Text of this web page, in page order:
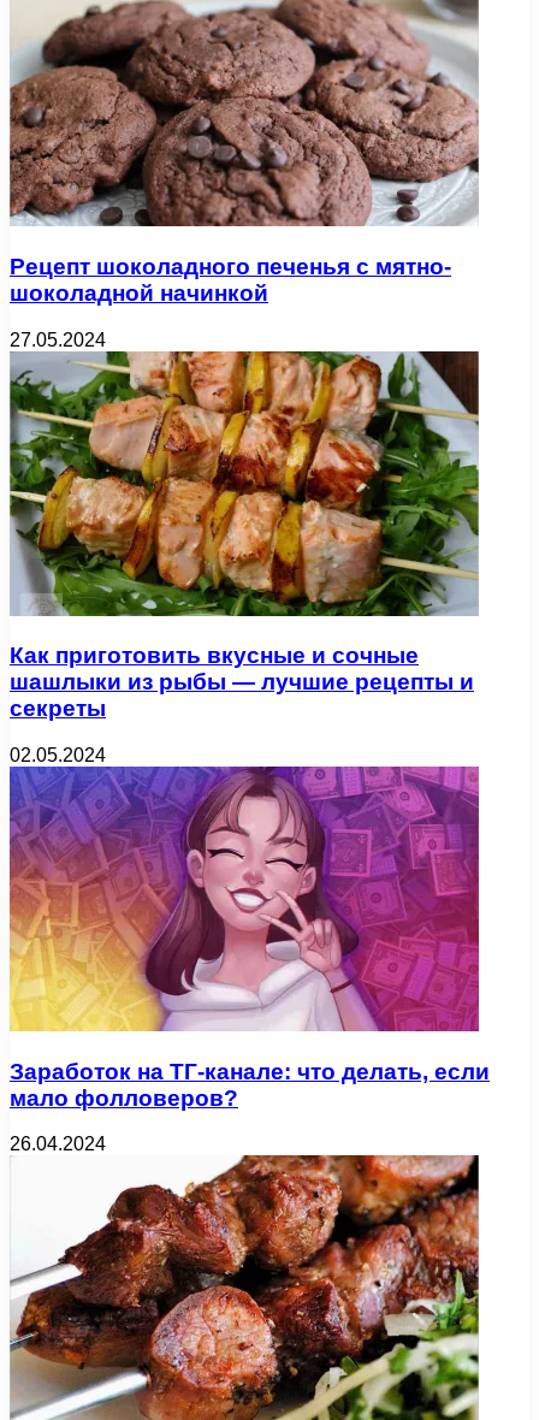
Рецепт шоколадного печенья с мятно-
шоколадной начинкой
27.05.2024
Как приготовить вкусные и сочные
шашлыки из рыбы — лучшие рецепты и
секреты
02.05.2024
Заработок на ТГ-канале: что делать, если
мало фолловеров?
26.04.2024